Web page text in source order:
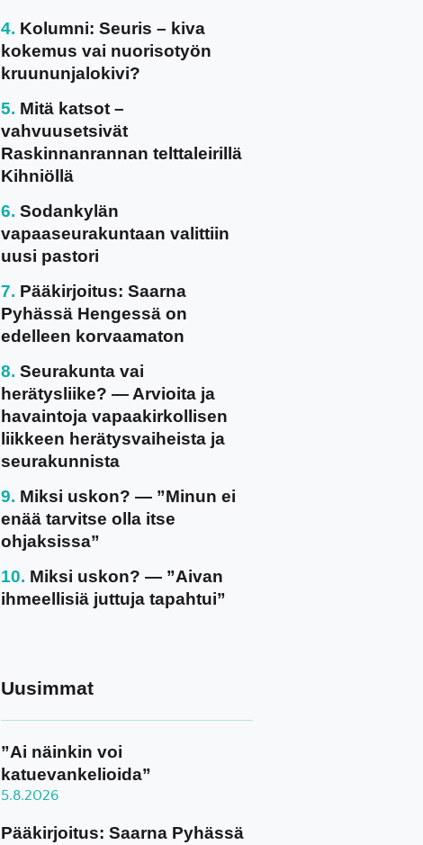
Kolumni: Seuris – kiva
kokemus vai nuorisotyön
kruununjalokivi?
Mitä katsot –
vahvuusetsivät
Raskinnanrannan telttaleirillä
Kihniöllä
Sodankylän
vapaaseurakuntaan valittiin
uusi pastori
Pääkirjoitus: Saarna
Pyhässä Hengessä on
edelleen korvaamaton
Seurakunta vai
herätysliike? — Arvioita ja
havaintoja vapaakirkollisen
liikkeen herätysvaiheista ja
seurakunnista
Miksi uskon? — ”Minun ei
enää tarvitse olla itse
ohjaksissa”
Miksi uskon? — ”Aivan
ihmeellisiä juttuja tapahtui”
Uusimmat
”Ai näinkin voi
katuevankelioida”
5.8.2026
Pääkirjoitus: Saarna Pyhässä